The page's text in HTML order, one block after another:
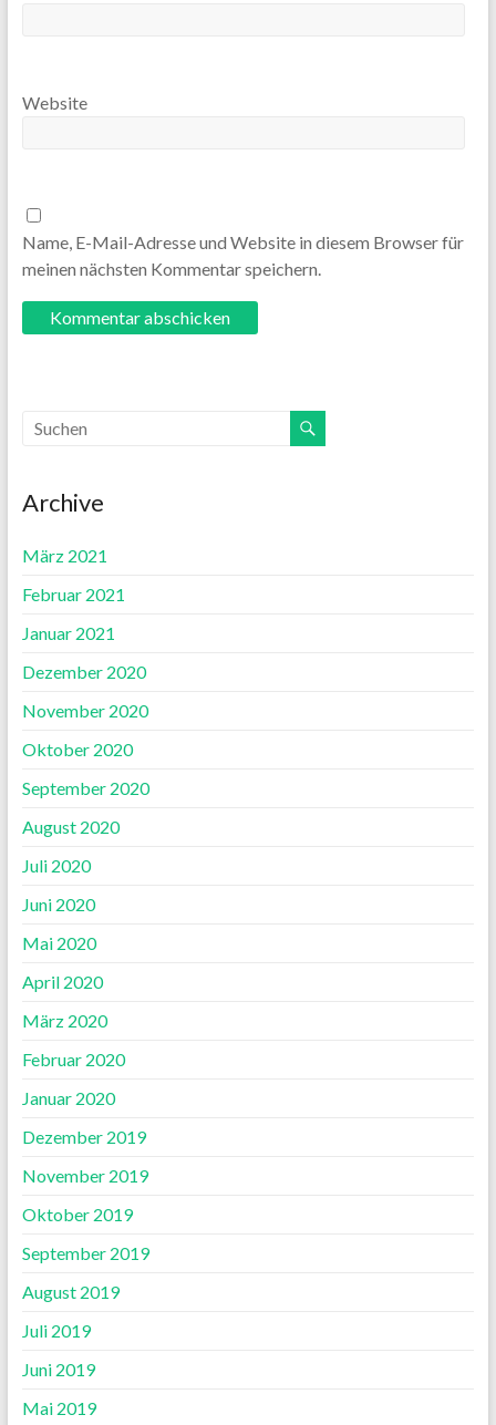
Website
Name, E-Mail-Adresse und Website in diesem Browser für
meinen nächsten Kommentar speichern.
Archive
März 2021
Februar 2021
Januar 2021
Dezember 2020
November 2020
Oktober 2020
September 2020
August 2020
Juli 2020
Juni 2020
Mai 2020
April 2020
März 2020
Februar 2020
Januar 2020
Dezember 2019
November 2019
Oktober 2019
September 2019
August 2019
Juli 2019
Juni 2019
Mai 2019